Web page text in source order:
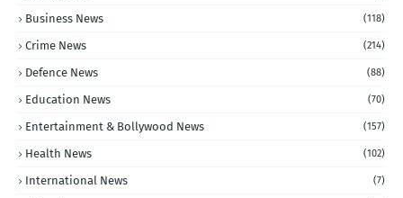
Business News (118)
Crime News (214)
Defence News (88)
Education News (70)
Entertainment & Bollywood News (157)
Health News (102)
International News (7)